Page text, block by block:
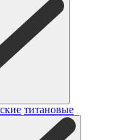
титановые